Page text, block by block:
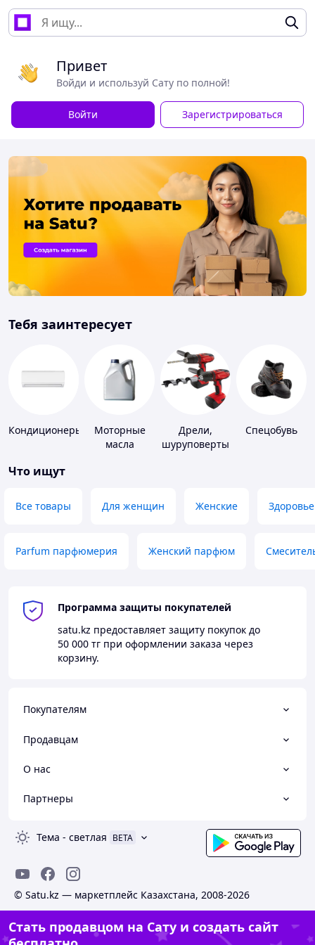
Привет
Войди и используй Сату по полной!
Войти Зарегистрироваться
Тебя заинтересует
Кондиционеры
Моторные
масла
Дрели,
шуруповерты
Спецобувь
Что ищут
Все товары Для женщин Женские Здоровье
Parfum парфюмерия Женский парфюм
Программа защиты покупателей
satu.kz предоставляет защиту покупок до
50 000 тг при оформлении заказа через
корзину.
Покупателям
Продавцам
О нас
Партнеры
Тема - светлая BETA
© Satu.kz — маркетплейс Казахстана, 2008-2026
Стать продавцом на Сату и создать сайт